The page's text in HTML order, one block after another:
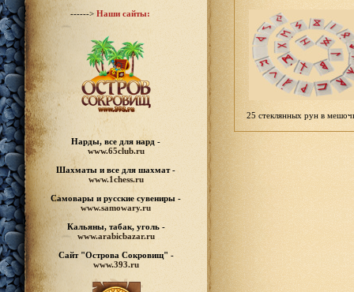
------> Наши сайты:
Нарды, все для нард -
www.65club.ru
Шахматы и все для шахмат -
www.1chess.ru
Самовары и русские сувениры -
www.samowary.ru
Кальяны, табак, уголь -
www.arabicbazar.ru
Сайт "Острова Сокровищ" -
www.393.ru
25 стеклянных рун в